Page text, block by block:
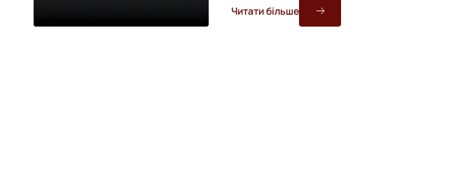
посиланням на допис Вінницького
сталося внаслідок технічного збою в
Читати більше